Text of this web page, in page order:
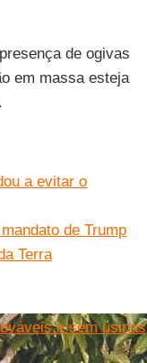
de ogivas
em massa esteja
a evitar o
de Trump
Terra
e sem usinas